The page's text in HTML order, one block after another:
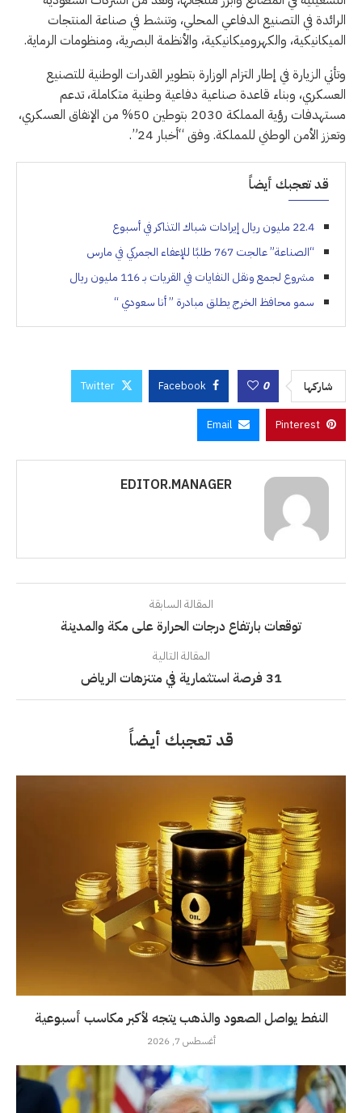
الرائدة في التصنيع الدفاعي المحلي، وتنشط في صناعة المنتجات
الميكانيكية، والكهروميكانيكية، والأنظمة البصرية، ومنظومات الرماية.
وتأتي الزيارة في إطار التزام الوزارة بتطوير القدرات الوطنية للتصنيع
العسكري، وبناء قاعدة صناعية دفاعية وطنية متكاملة، تدعم
مستهدفات رؤية المملكة 2030 بتوطين 50% من الإنفاق العسكري،
وتعزز الأمن الوطني للمملكة. وفق “أخبار 24”.
قد تعجبك أيضاً
22.4 مليون ريال إيرادات شباك التذاكر في أسبوع
“الصناعة” عالجت 767 طلبًا للإعفاء الجمركي في مارس
مشروع لجمع ونقل النفايات في القريات بـ 116 مليون ريال
سمو محافظ الخرج يطلق مبادرة ” أنا سعودي “
شاركها 0
Facebook
Twitter
Pinterest
Email
EDITOR.MANAGER
المقالة السابقة
توقعات بارتفاع درجات الحرارة على مكة والمدينة
المقالة التالية
31 فرصة استثمارية في متنزهات الرياض
قد تعجبك أيضاً
النفط يواصل الصعود والذهب يتجه لأكبر مكاسب أسبوعية
أغسطس 7, 2026